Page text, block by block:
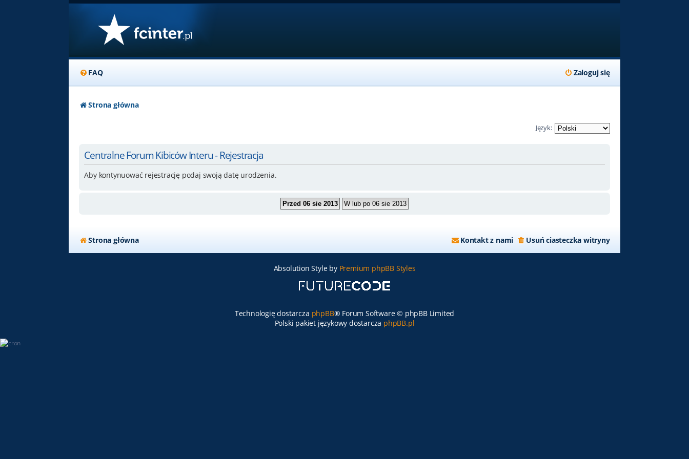
FAQ Zaloguj się
Strona główna
Język:
Centralne Forum Kibiców Interu - Rejestracja
Aby kontynuować rejestrację podaj swoją datę urodzenia.
Strona główna Usuń ciasteczka witryny
Kontakt z nami
Absolution Style by Premium phpBB Styles
Technologię dostarcza phpBB® Forum Software © phpBB Limited
Polski pakiet językowy dostarcza phpBB.pl